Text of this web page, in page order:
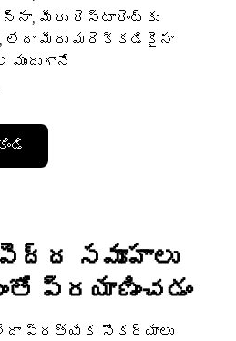
మీరు రెస్టారెంట్‌కు
లేదా మీరు మరెక్కడికైనా
సమూహాలు
ప్రయాణించడం
లేదా ప్రత్యేక సౌకర్యాలు